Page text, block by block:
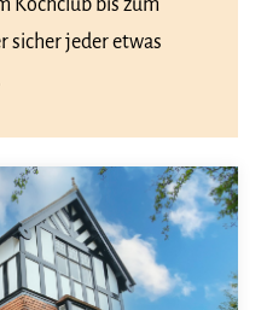
Kochclub bis zum
sicher jeder etwas